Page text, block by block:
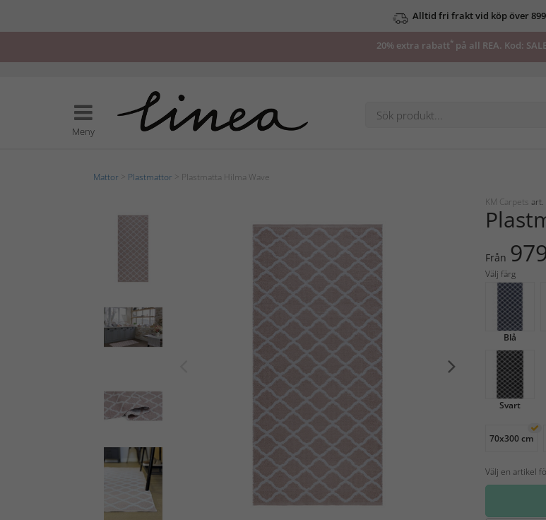
Alltid fri frakt vid köp över
20% extra rabatt*på all REA. Kod:
Meny
Mattor Plastmattor > Plastmatta Hilma Wave
KM Carpets art.
Från
Välj färg
Blå
Svart
70x300 cm
Välj en artikel